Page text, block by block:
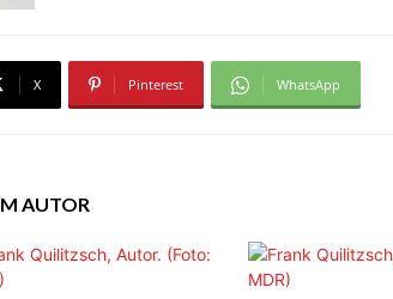
X Pinterest WhatsApp
AUTOR